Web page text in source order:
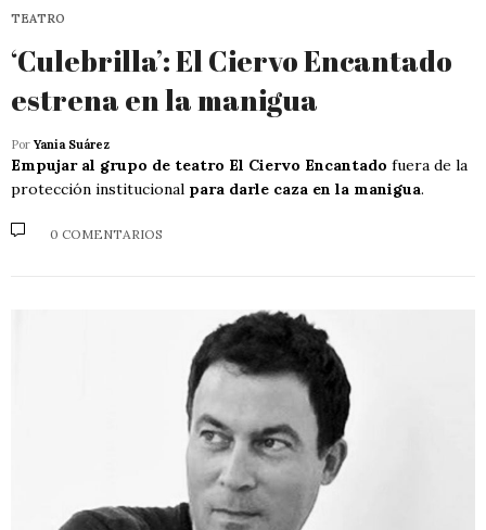
TEATRO
‘Culebrilla’: El Ciervo Encantado
estrena en la manigua
Por Yania Suárez
Empujar al grupo de teatro El Ciervo Encantado fuera de la
protección institucional para darle caza en la manigua.
0 COMENTARIOS